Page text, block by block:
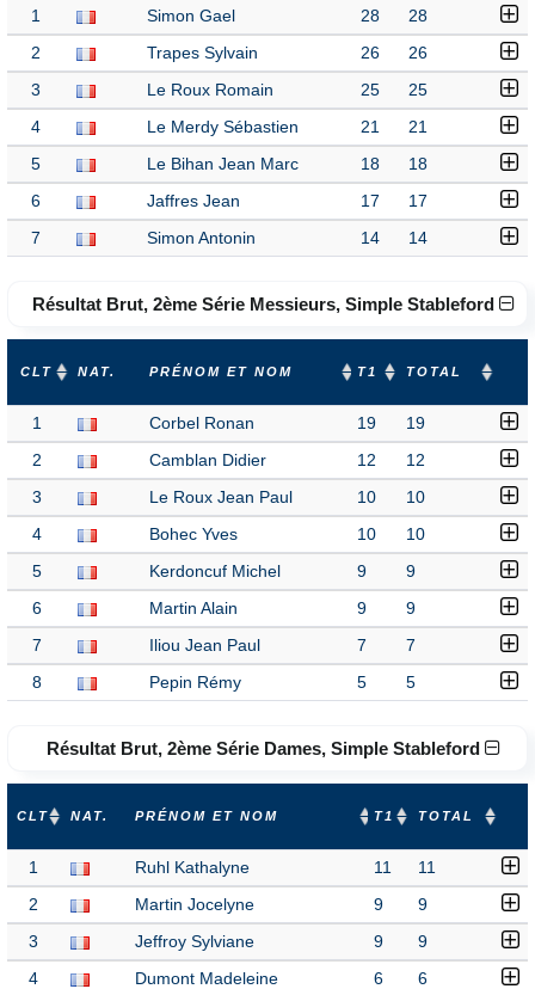
1 Simon Gael 28 28
2 Trapes Sylvain 26 26
3 Le Roux Romain 25 25
4 Le Merdy Sébastien 21 21
5 Le Bihan Jean Marc 18 18
6 Jaffres Jean 17 17
7 Simon Antonin 14 14
Résultat Brut, 2ème Série Messieurs, Simple Stableford
CLT NAT. PRÉNOM ET NOM T1 TOTAL
1 Corbel Ronan 19 19
2 Camblan Didier 12 12
3 Le Roux Jean Paul 10 10
4 Bohec Yves 10 10
5 Kerdoncuf Michel 9 9
6 Martin Alain 9 9
7 Iliou Jean Paul 7 7
8 Pepin Rémy 5 5
Résultat Brut, 2ème Série Dames, Simple Stableford
CLT NAT. PRÉNOM ET NOM T1 TOTAL
1 Ruhl Kathalyne 11 11
2 Martin Jocelyne 9 9
3 Jeffroy Sylviane 9 9
4 Dumont Madeleine 6 6